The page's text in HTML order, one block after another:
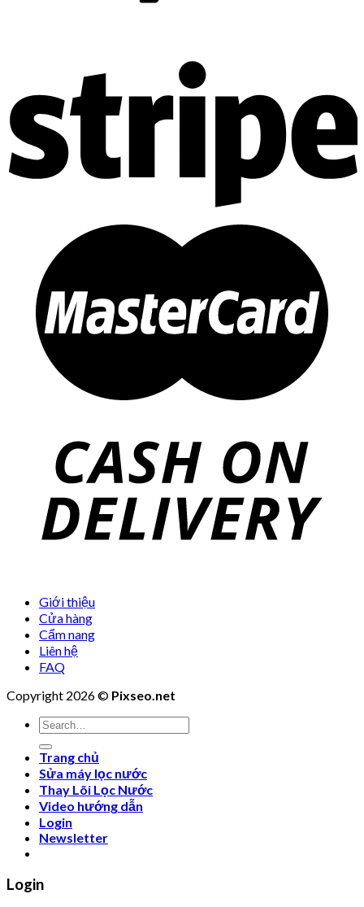
Giới thiệu
Cửa hàng
Cẩm nang
Liên hệ
FAQ
Copyright 2026 © Pixseo.net
Search
for:
Trang chủ
Sửa máy lọc nước
Thay Lõi Lọc Nước
Video hướng dẫn
Login
Newsletter
Login